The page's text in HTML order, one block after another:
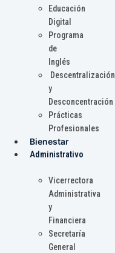
Educación
Digital
Programa
de
Inglés
Descentralización
y
Desconcentración
Prácticas
Profesionales
Bienestar
Administrativo
Vicerrectora
Administrativa
y
Financiera
Secretaría
General